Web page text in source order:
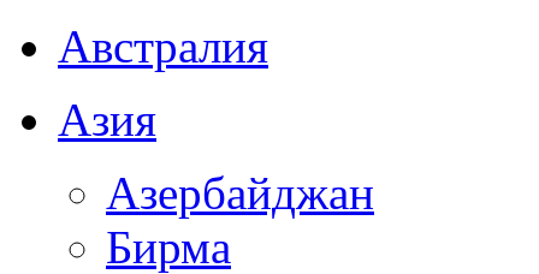
Австралия
Азия
Азербайджан
Бирма